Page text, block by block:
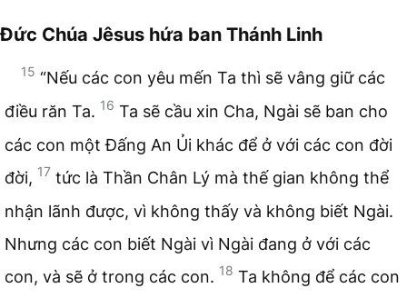
Đức Chúa Jêsus hứa ban Thánh Linh
15 “Nếu các con yêu mến Ta thì sẽ vâng giữ các
điều răn Ta. 16 Ta sẽ cầu xin Cha, Ngài sẽ ban cho
các con một Đấng An Ủi khác để ở với các con đời
đời, 17 tức là Thần Chân Lý mà thế gian không thể
nhận lãnh được, vì không thấy và không biết Ngài.
Nhưng các con biết Ngài vì Ngài đang ở với các
con, và sẽ ở trong các con. 18 Ta không để các con